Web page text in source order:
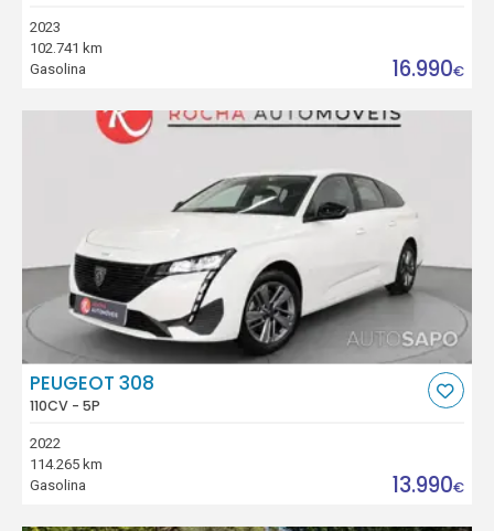
2023
102.741 km
Gasolina
16.990€
PEUGEOT 308
110CV - 5P
2022
114.265 km
Gasolina
13.990€